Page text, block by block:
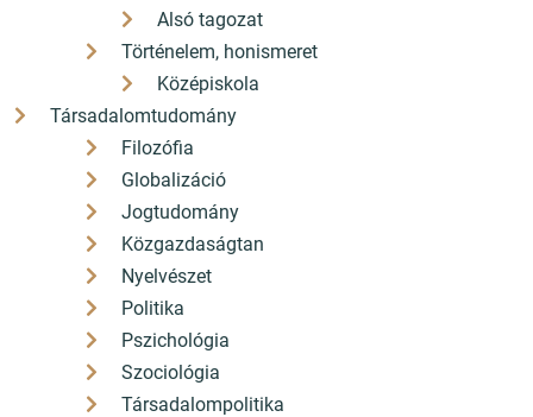
Alsó tagozat
Történelem, honismeret
Középiskola
Társadalomtudomány
Filozófia
Globalizáció
Jogtudomány
Közgazdaságtan
Nyelvészet
Politika
Pszichológia
Szociológia
Társadalompolitika